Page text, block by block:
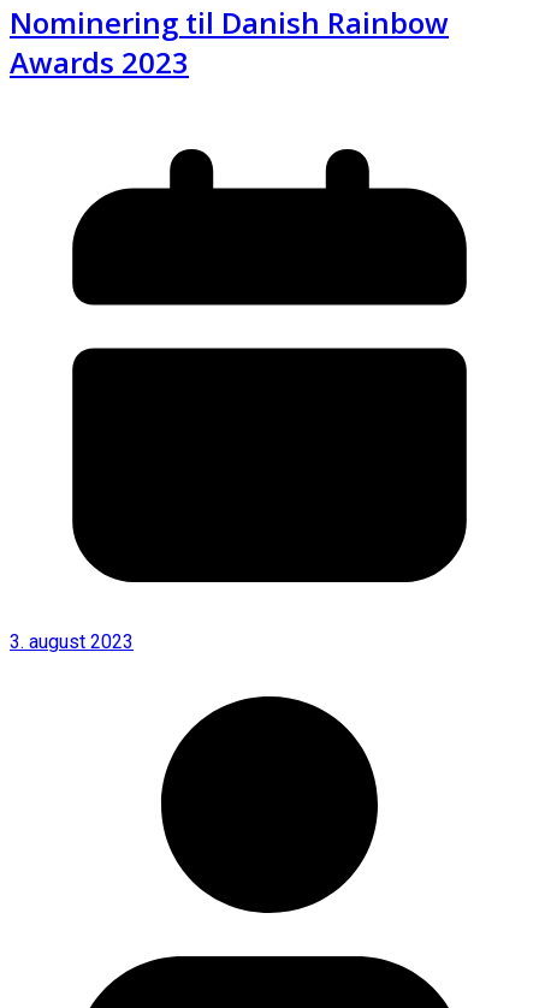
Nominering til Danish Rainbow
Awards 2023
3. august 2023